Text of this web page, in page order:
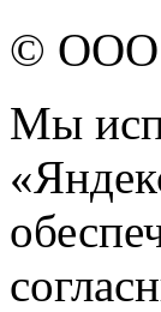
© ООО
Мы